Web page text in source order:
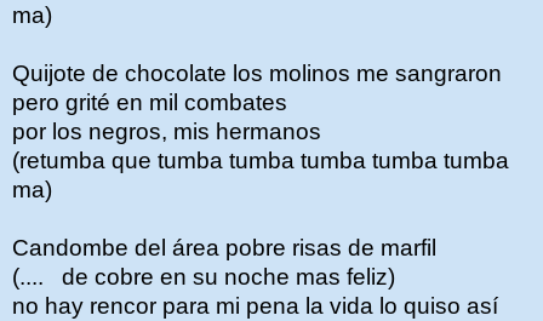
ma)
Quijote de chocolate los molinos me sangraron
pero grité en mil combates
por los negros, mis hermanos
(retumba que tumba tumba tumba tumba tumba
ma)
Candombe del área pobre risas de marfil
(.... de cobre en su noche mas feliz)
no hay rencor para mi pena la vida lo quiso así